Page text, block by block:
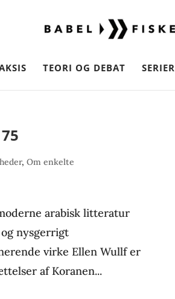
TEORI OG DEBAT SERIER
,Om enkelte
arabisk litteratur
nysgerrigt
virke Ellen Wullf er
af Koranen...